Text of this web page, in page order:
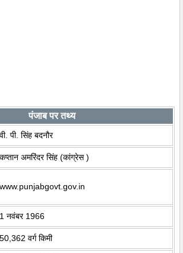
पंजाब पर तथ्य
वी. पी. सिंह बदनौर
कप्तान अमरिंदर सिंह (कांग्रेस )
www.punjabgovt.gov.in
1 नवंबर 1966
50,362 वर्ग किमी